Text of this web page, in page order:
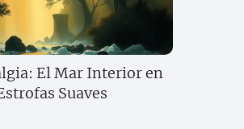
El Mar Interior en
Suaves